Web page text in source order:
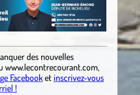
des nouvelles
www.lecontrecourant.com,
Facebooket inscrivez-vous
!